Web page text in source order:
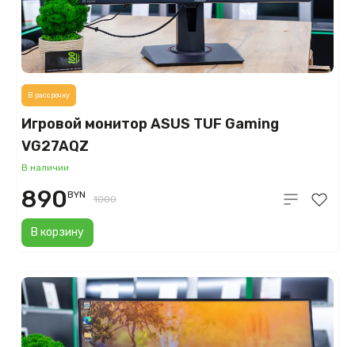
Игровой монитор ASUS TUF Gaming
VG27AQZ
В наличии
В корзину
В рассрочку
890BYN 1000